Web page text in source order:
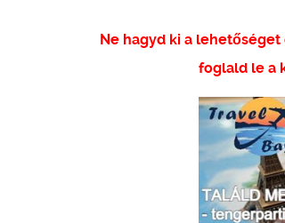
Ne hagyd ki a
foglald le a